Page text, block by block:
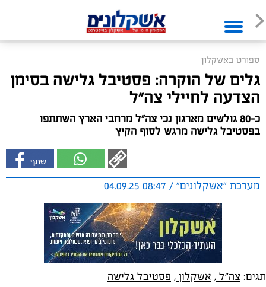
ספורט באשקלון
גלים של הוקרה: פסטיבל גלישה בסימן
הצדעה לחיילי צה"ל
כ-80 גולשים מארגון נכי צה"ל מרחבי הארץ השתתפו
בפסטיבל גלישה מרגש לסוף הקיץ
מערכת "אשקלונים" / 08:47 04.09.25
תגים: צה"ל , אשקלון , פסטיבל גלישה